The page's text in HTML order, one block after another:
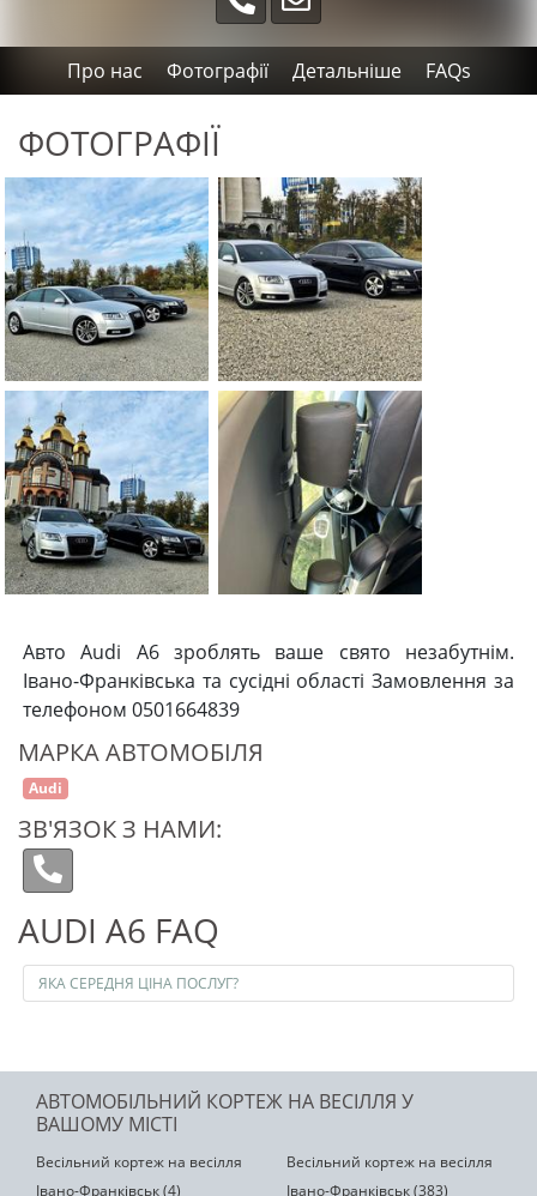
Про нас Фотографії Детальніше FAQs
ФОТОГРАФІЇ
Авто Audi A6 зроблять ваше свято незабутнім.
Івано-Франківська та сусідні області Замовлення за
телефоном 0501664839
МАРКА АВТОМОБІЛЯ
Audi
ЗВ'ЯЗОК З НАМИ:
AUDI A6 FAQ
ЯКА СЕРЕДНЯ ЦІНА ПОСЛУГ?
АВТОМОБІЛЬНИЙ КОРТЕЖ НА ВЕСІЛЛЯ У
ВАШОМУ МІСТІ
Весільний кортеж на весілля
Івано-Франківськ (4)
Весільний кортеж на весілля
Івано-Франківськ (383)